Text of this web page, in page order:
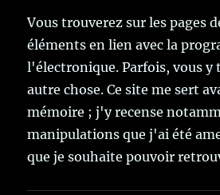
Vous trouverez sur les pages
éléments en lien avec la
l'électronique. Parfois, vous y
autre chose. Ce site me sert
mémoire ; j'y recense
manipulations que j'ai été
que je souhaite pouvoir